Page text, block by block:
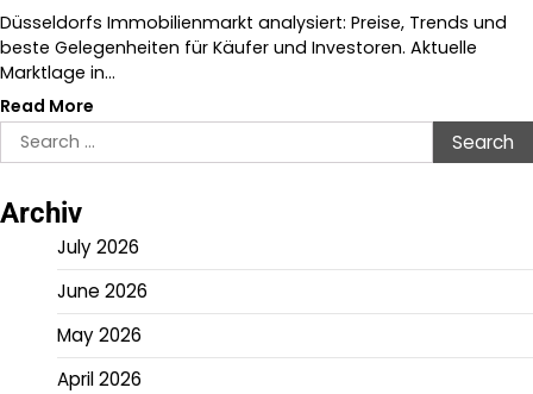
Düsseldorfs Immobilienmarkt analysiert: Preise, Trends und
beste Gelegenheiten für Käufer und Investoren. Aktuelle
Marktlage in…
Read More
Search
for:
Archiv
July 2026
June 2026
May 2026
April 2026